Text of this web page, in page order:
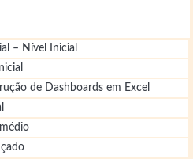
– Nível Inicial
de Dashboards em Excel